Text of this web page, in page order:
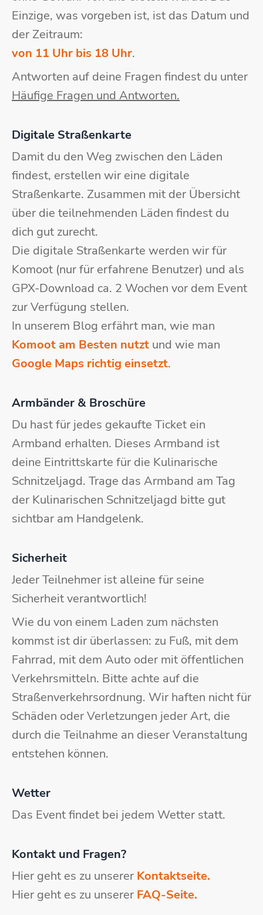
Einzige, was vorgeben ist, ist das Datum und
der Zeitraum:
von 11 Uhr bis 18 Uhr.
Antworten auf deine Fragen findest du unter
Häufige Fragen und Antworten.
Digitale Straßenkarte
Damit du den Weg zwischen den Läden
findest, erstellen wir eine digitale
Straßenkarte. Zusammen mit der Übersicht
über die teilnehmenden Läden findest du
dich gut zurecht.
Die digitale Straßenkarte werden wir für
Komoot (nur für erfahrene Benutzer) und als
GPX-Download ca. 2 Wochen vor dem Event
zur Verfügung stellen.
In unserem Blog erfährt man, wie man
Komoot am Besten nutzt und wie man
Google Maps richtig einsetzt.
Armbänder & Broschüre
Du hast für jedes gekaufte Ticket ein
Armband erhalten. Dieses Armband ist
deine Eintrittskarte für die Kulinarische
Schnitzeljagd. Trage das Armband am Tag
der Kulinarischen Schnitzeljagd bitte gut
sichtbar am Handgelenk.
Sicherheit
Jeder Teilnehmer ist alleine für seine
Sicherheit verantwortlich!
Wie du von einem Laden zum nächsten
kommst ist dir überlassen: zu Fuß, mit dem
Fahrrad, mit dem Auto oder mit öffentlichen
Verkehrsmitteln. Bitte achte auf die
Straßenverkehrsordnung. Wir haften nicht für
Schäden oder Verletzungen jeder Art, die
durch die Teilnahme an dieser Veranstaltung
entstehen können.
Wetter
Das Event findet bei jedem Wetter statt.
Kontakt und Fragen?
Hier geht es zu unserer Kontaktseite.
Hier geht es zu unserer FAQ-Seite.